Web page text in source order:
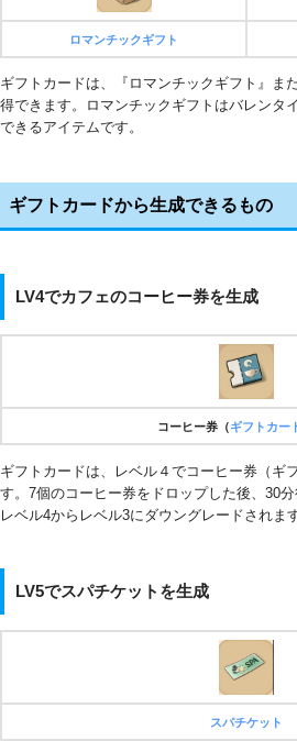
ロマンチックギフト
ギフトカードは、『ロマンチックギフト』ま
得できます。ロマンチックギフトはバレンタ
できるアイテムです。
ギフトカードから生成できるもの
LV4でカフェのコーヒー券を生成
コーヒー券（ギフトカー
ギフトカードは、レベル４でコーヒー券（ギ
す。7個のコーヒー券をドロップした後、30分
レベル4からレベル3にダウングレードされます
LV5でスパチケットを生成
スパチケット